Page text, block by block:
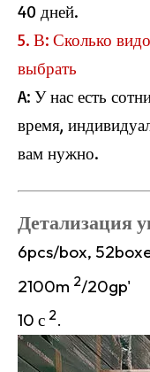
40 дней.
5. В: Сколько
выбрать
A: У нас есть
время,
вам нужно.
Детализация
6pcs/box,
2100m 2/20gp'
10 с 2.